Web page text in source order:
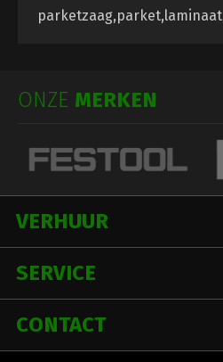
ONZE MERKEN
VERHUUR
SERVICE
CONTACT